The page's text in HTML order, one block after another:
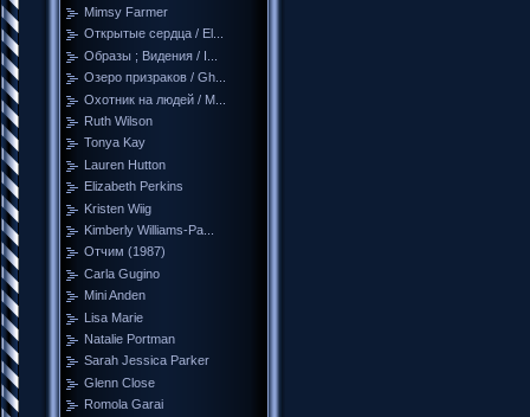
Mimsy Farmer
Открытые сердца / El...
Образы ; Видения / I...
Озеро призраков / Gh...
Охотник на людей / M...
Ruth Wilson
Tonya Kay
Lauren Hutton
Elizabeth Perkins
Kristen Wiig
Kimberly Williams-Pa...
Отчим (1987)
Carla Gugino
Mini Anden
Lisa Marie
Natalie Portman
Sarah Jessica Parker
Glenn Close
Romola Garai